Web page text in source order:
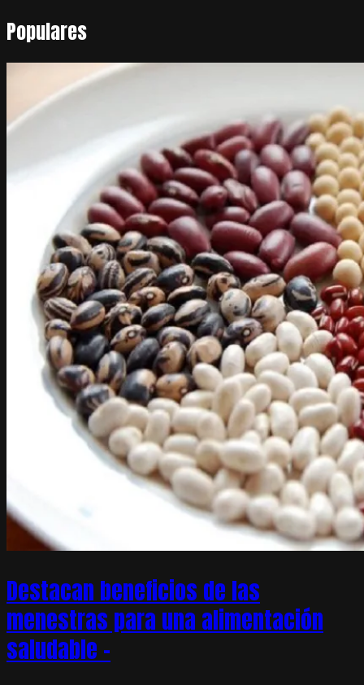
Populares
Destacan beneficios de las
menestras para una alimentación
saludable –